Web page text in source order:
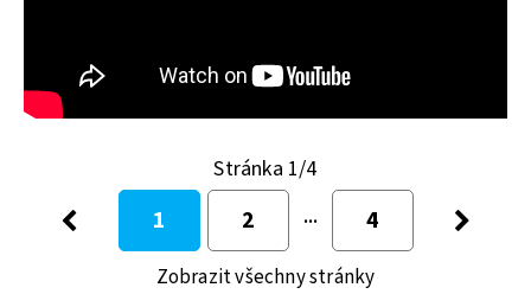
1 2 4
Stránka 1/4
Zobrazit všechny stránky